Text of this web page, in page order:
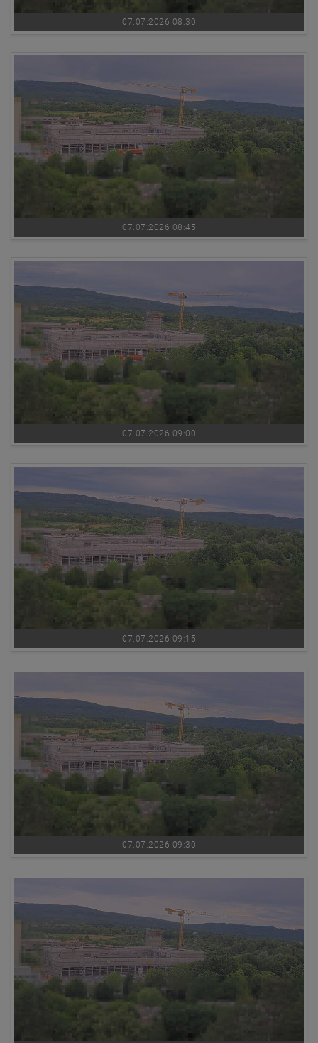
07.07.2026 08:30
07.07.2026 08:45
07.07.2026 09:00
07.07.2026 09:15
07.07.2026 09:30